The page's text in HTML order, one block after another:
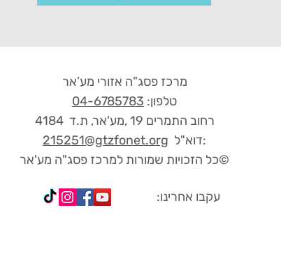
מרכז פסג”ה אזורי מע’אר
טלפון: 04-6785783
רחוב התמרים 19 ,מע'אר, ת.ד 4184
215251@gtzfonet.org
דוא"ל:
כל הזכויות שמורות למרכז פסג"ה מע'אר©
עקבו אחרינו: